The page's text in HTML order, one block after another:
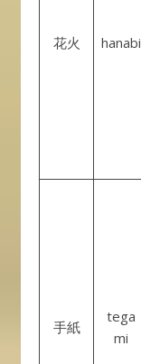
花火 hanabi
手紙
tega
mi